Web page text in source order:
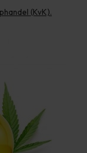
(KvK).